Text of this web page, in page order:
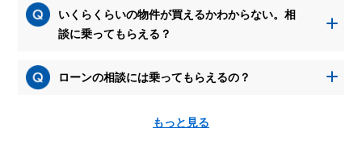
いくらくらいの物件が買えるかわからない。相
談に乗ってもらえる？
ローンの相談には乗ってもらえるの？
もっと見る